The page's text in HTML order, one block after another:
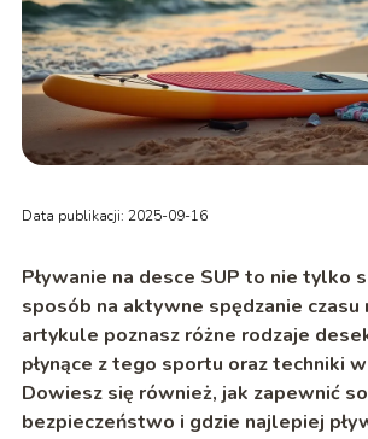
Data publikacji: 2025-09-16
Pływanie na desce SUP to nie tylko
sposób na aktywne spędzanie czasu
artykule poznasz różne rodzaje
płynące z tego sportu oraz techniki
Dowiesz się również, jak zapewnić
bezpieczeństwo i gdzie najlepiej